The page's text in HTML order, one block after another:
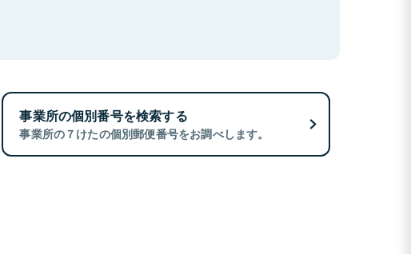
事業所の個別番号を検索する
事業所の７けたの個別郵便番号をお調べします。